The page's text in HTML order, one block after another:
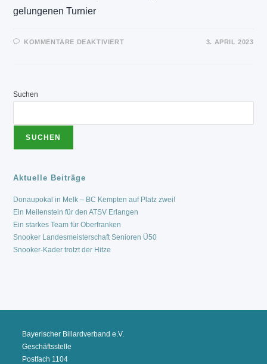
gelungenen Turnier
KOMMENTARE DEAKTIVIERTFÜR
HOLEN
8-
3. APRIL 2023
Suchen
SUCHEN
Aktuelle Beiträge
Donaupokal in Melk – BC Kempten auf Platz zwei!
Ein Meilenstein für den ATSV Erlangen
Ein starkes Team für Oberfranken
Snooker Landesmeisterschaft Senioren Ü50
Snooker-Kader trotzt der Hitze
Bayerischer Billardverband e.V.
Geschäftsstelle
Postfach 1104